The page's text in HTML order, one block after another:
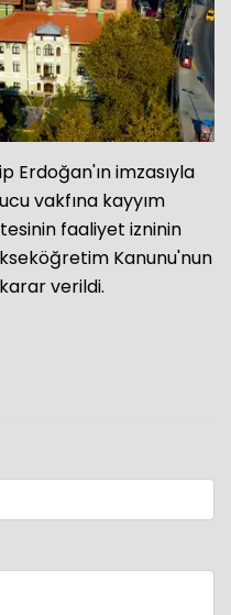
Erdoğan'ın imzasıyla
vakfına kayyım
faaliyet izninin
Kanunu'nun
verildi.